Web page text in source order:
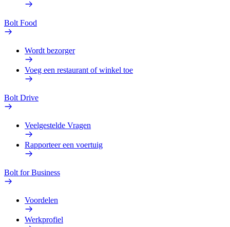
Bolt Food
Wordt bezorger
Voeg een restaurant of winkel toe
Bolt Drive
Veelgestelde Vragen
Rapporteer een voertuig
Bolt for Business
Voordelen
Werkprofiel